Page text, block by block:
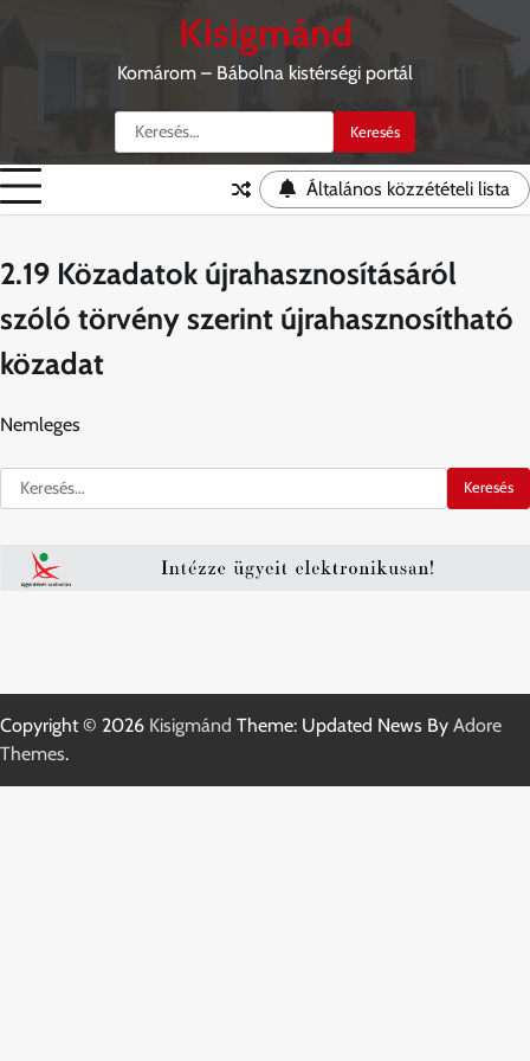
Kisigmánd
Komárom – Bábolna kistérségi portál
Keresés:
Általános közzétételi lista
2.19 Közadatok újrahasznosításáról
szóló törvény szerint újrahasznosítható
közadat
Nemleges
Keresés:
Copyright © 2026 Kisigmánd Theme: Updated News By Adore
Themes.